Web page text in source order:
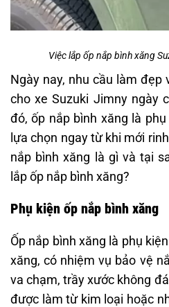
Việc lắp ốp nắp bình xăng
Ngày nay, nhu cầu làm đẹp
cho xe Suzuki Jimny ngày
đó, ốp nắp bình xăng là
lựa chọn ngay từ khi mới
nắp bình xăng là gì và tại
lắp ốp nắp bình xăng?
Phụ kiện ốp nắp bình xăng
Ốp nắp bình xăng là phụ
xăng, có nhiệm vụ bảo vệ
va chạm, trầy xước không
được làm từ kim loại hoặc